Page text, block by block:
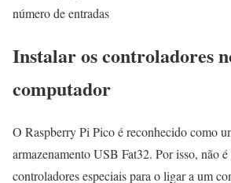
número de entradas
Instalar os controladores
computador
O Raspberry Pi Pico é reconhecido como
armazenamento USB Fat32. Por isso, não
controladores especiais para o ligar a um